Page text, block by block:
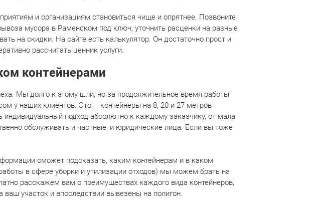
и организациям становиться чище и опрятнее. Позвоните
мусора в Раменском под ключ, уточнить расценки на разные
на скидки. На сайте есть калькулятор. Он достаточно прост и
рассчитать ценник услуги.
контейнерами
Мы долго к этому шли, но за продолжительное время работы
у наших клиентов. Это – контейнеры на 8, 20 и 27 метров
индивидуальный подход абсолютно к каждому заказчику, от мала
обслуживать и частные, и юридические лица. Если вы тоже
сможет подсказать, каким контейнерам и в каком
в сфере уборки и утилизации отходов) мы можем брать на
расскажем вам о преимуществах каждого вида контейнеров,
участок и впоследствии вывезены на полигон.